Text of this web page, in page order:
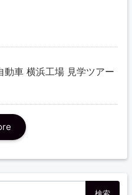
動車 横浜工場 見学ツアー